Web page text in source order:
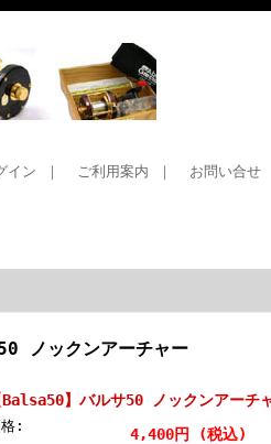
イン ｜ ご利用案内 ｜ お問い合せ
ノックンアーチャー
Balsa50】バルサ50 ノックンアーチ
:
4,400円 (税込)